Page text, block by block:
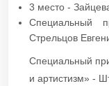
3 место -
Специальный
Стрельцов
Специальный
и артистизм» -